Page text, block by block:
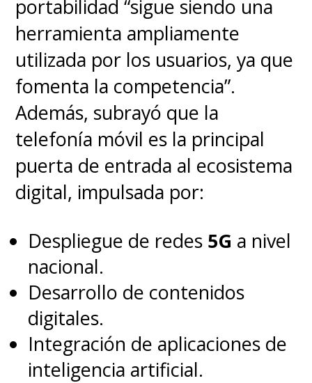
portabilidad “sigue siendo una
herramienta ampliamente
utilizada por los usuarios, ya que
fomenta la competencia”.
Además, subrayó que la
telefonía móvil es la principal
puerta de entrada al ecosistema
digital, impulsada por:
Despliegue de redes 5G a nivel
nacional.
Desarrollo de contenidos
digitales.
Integración de aplicaciones de
inteligencia artificial.